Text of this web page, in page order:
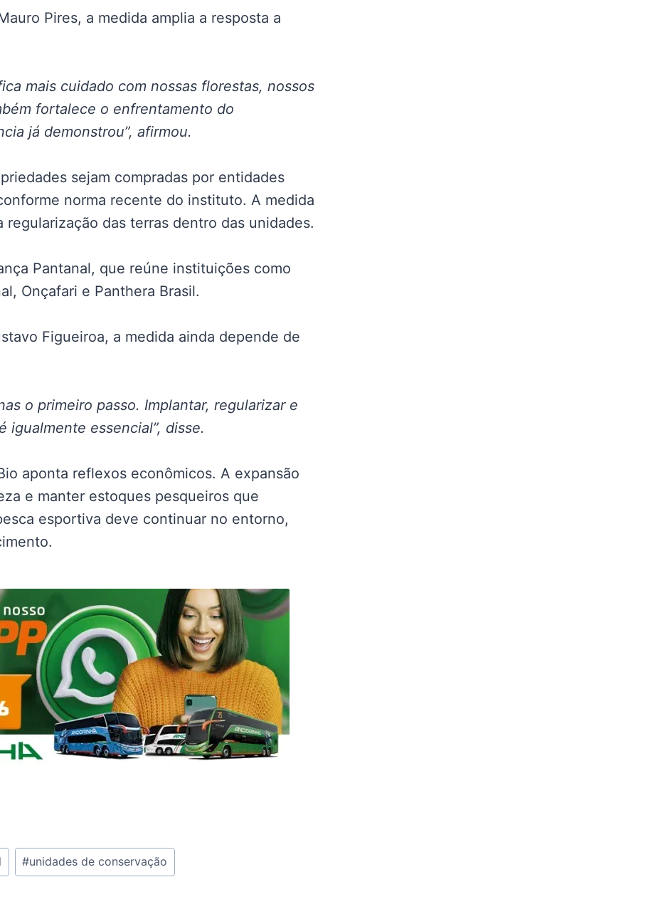
Pires, a medida amplia a resposta a
mais cuidado com nossas florestas, nossos
fortalece o enfrentamento do
já demonstrou”, afirmou.
sejam compradas por entidades
norma recente do instituto. A medida
das terras dentro das unidades.
Pantanal, que reúne instituições como
Onçafari e Panthera Brasil.
Figueiroa, a medida ainda depende de
o primeiro passo. Implantar, regularizar e
igualmente essencial”, disse.
aponta reflexos econômicos. A expansão
e manter estoques pesqueiros que
esportiva deve continuar no entorno,
#unidades de conservação